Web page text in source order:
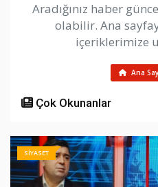
Aradığınız haber
olabilir. Ana
içeriklerimize
Ana
Çok Okunanlar
SİYASET